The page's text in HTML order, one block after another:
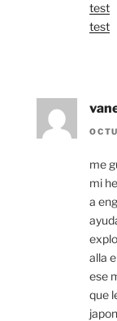
test
test
me
mi
a
alla
ese
que